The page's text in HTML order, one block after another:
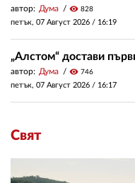
автор: Дума visibility 828
петък, 07 Август 2026 / 16:19
„Алстом“ достави
автор: Дума visibility 746
петък, 07 Август 2026 / 16:17
Свят